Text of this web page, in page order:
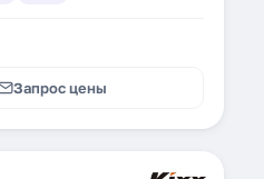
Запрос цены